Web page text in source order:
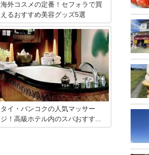
海外コスメの定番！セフォラで買
えるおすすめ美容グッズ5選
海外コスメの定番といったらセフォラ！
フランスのお店ですが、実はタイでも購
入できちゃうんです。今回は種類豊富な
コスメの中からおすすめを紹介します。
タイ・バンコクの人気マッサー
ジ！高級ホテル内のスパおすす...